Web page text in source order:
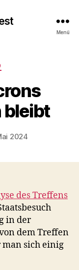
Menü
bleibt
2024
des Treffens
in der
dem Treffen
man sich einig